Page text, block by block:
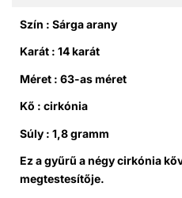
Szín : Sárga arany
Karát : 14 karát
Méret : 63-as méret
Kő : cirkónia
Súly : 1,8 gramm
Ez a gyűrű a négy cirkónia
megtestesítője.